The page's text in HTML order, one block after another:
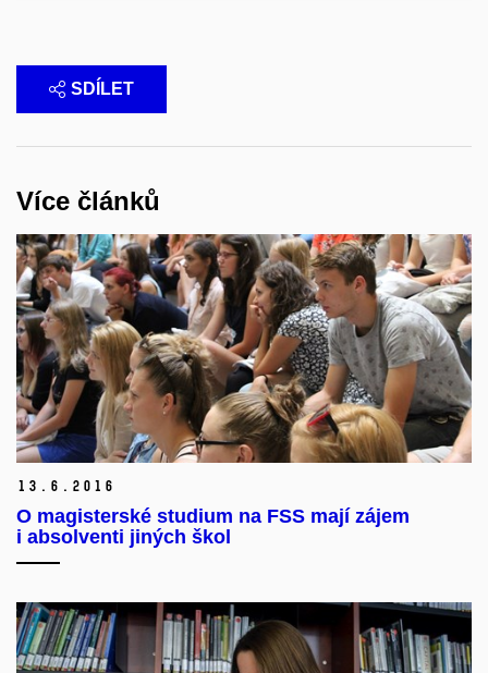
SDÍLET
Více článků
13. 6. 2016
O magisterské studium na FSS mají zájem
i absolventi jiných škol